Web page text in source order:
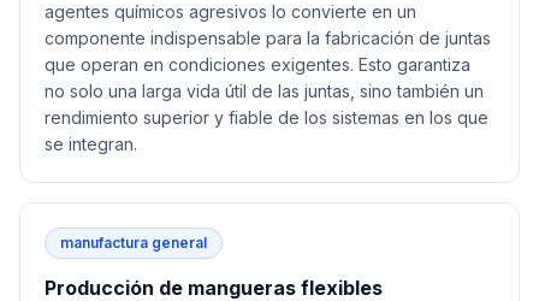
agentes químicos agresivos lo convierte en un
componente indispensable para la fabricación de juntas
que operan en condiciones exigentes. Esto garantiza
no solo una larga vida útil de las juntas, sino también un
rendimiento superior y fiable de los sistemas en los que
se integran.
manufactura general
Producción de mangueras flexibles